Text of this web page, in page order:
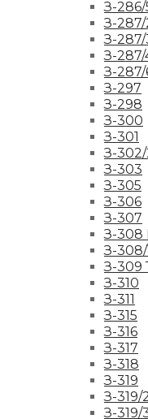
З-286/
З-287/
З-287/
З-287/
З-287/
З-297
З-298
З-300
З-301
З-
З-303
З-305
З-306
З-307
З-308
З-
З-309
З-310
З-311
З-315
З-316
З-317
З-318
З-319
З-319/
З-319/